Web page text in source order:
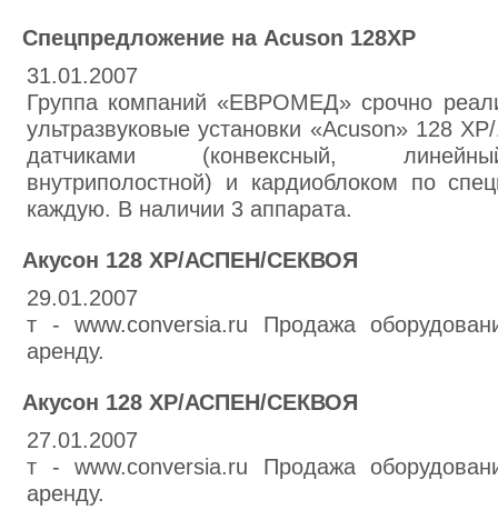
Спецпредложение на Acuson 128XP
31.01.2007
Группа компаний «ЕВРОМЕД» срочно
ультразвуковые установки «Acuson» 128
датчиками (конвексный,
внутриполостной) и кардиоблоком по
каждую. В наличии 3 аппарата.
Акусон 128 ХР/АСПЕН/СЕКВОЯ
29.01.2007
т - www.conversia.ru Продажа
аренду.
Акусон 128 ХР/АСПЕН/СЕКВОЯ
27.01.2007
т - www.conversia.ru Продажа
аренду.